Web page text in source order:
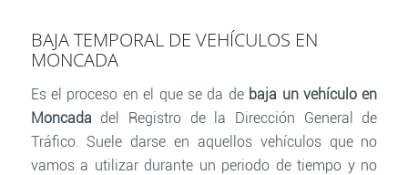
BAJA TEMPORAL DE VEHÍCULOS EN
MONCADA
Es el proceso en el que se da debaja un vehículo en
Moncada del Registro de la Dirección General de
Tráfico. Suele darse en aquellos vehículos que no
vamos a utilizar durante un periodo de tiempo y no